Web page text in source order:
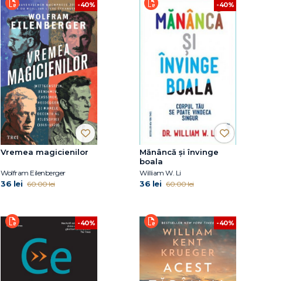
-40%
Vremea magicienilor
Wolfram Eilenberger
36 lei 60.00 lei
-40%
Mănâncă și învinge
boala
William W. Li
36 lei 60.00 lei
-40% -40%